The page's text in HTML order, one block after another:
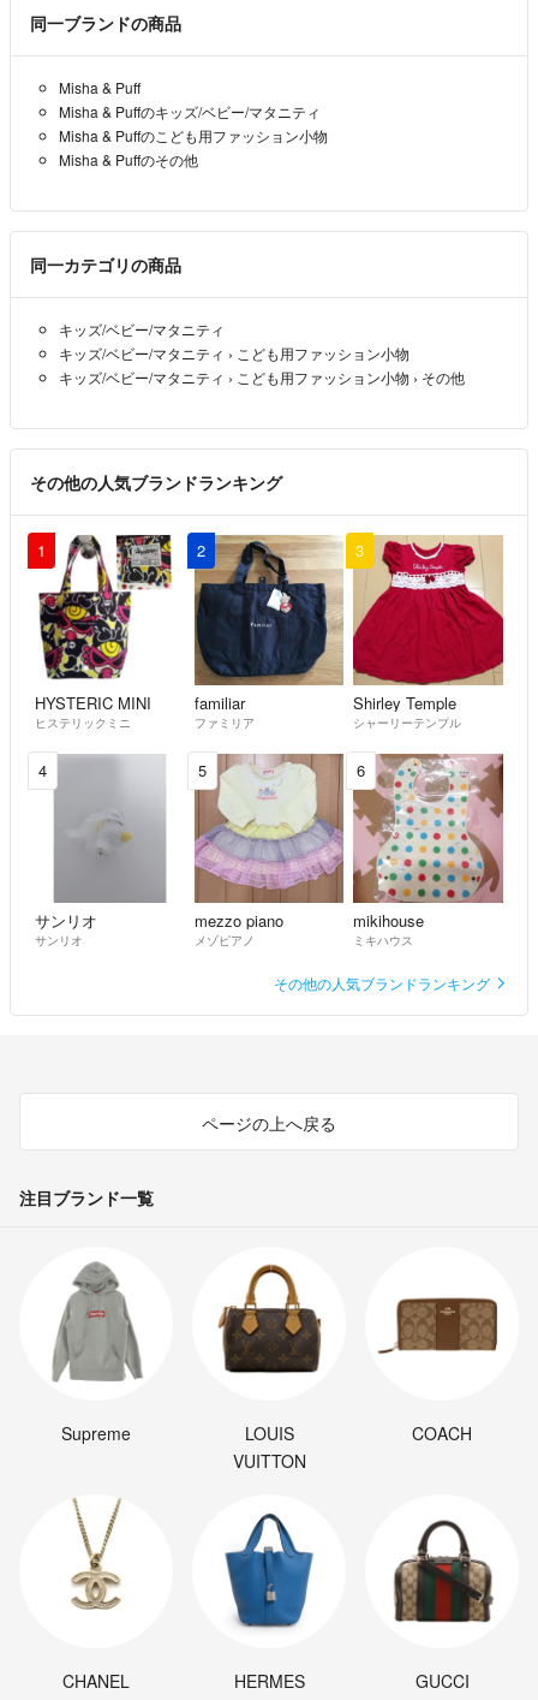
落としがある可能性があります。
その点も踏まえて値段設定をするようにしていますので、よろしくお願
＊発送について
できるかぎり丁寧に梱包しておりますが、（特に衣類については）折り
＊専用・お取り置きについて
何度もやりとりがある方や、おまとめのご希望をいただいた場合をのぞ
いては、基本的にはしておりません。
トラブル防止のためですので、よろしくお願いいたします。
同一ブランドの商品
Misha & Puff
Misha & Puffのキッズ/ベビー/マタニティ
Misha & Puffのこども用ファッション小物
Misha & Puffのその他
同一カテゴリの商品
キッズ/ベビー/マタニティ
キッズ/ベビー/マタニティ › こども用ファッション小物
キッズ/ベビー/マタニティ › こども用ファッション小物 › その他
その他の人気ブランドランキング
1
HYSTERIC MINI
ヒステリックミニ
2
familiar
ファミリア
3
Shirley Temple
シャーリーテンプル
4
サンリオ
サンリオ
5
mezzo piano
メゾピアノ
6
mikihouse
ミキハウス
その他の人気ブランドランキング
ページの上へ戻る
注目ブランド一覧
Supreme
LOUIS
VUITTON
COACH
CHANEL HERMES GUCCI